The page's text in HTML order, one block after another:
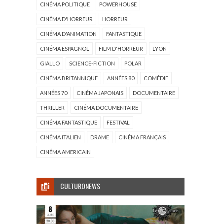
CINÉMA POLITIQUE POWERHOUSE
CINÉMA D'HORREUR HORREUR
CINÉMA D'ANIMATION FANTASTIQUE
CINÉMA ESPAGNOL FILM D'HORREUR LYON
GIALLO SCIENCE-FICTION POLAR
CINÉMA BRITANNIQUE ANNÉES 80 COMÉDIE
ANNÉES 70 CINÉMA JAPONAIS DOCUMENTAIRE
THRILLER CINÉMA DOCUMENTAIRE
CINÉMA FANTASTIQUE FESTIVAL
CINÉMA ITALIEN DRAME CINÉMA FRANÇAIS
CINÉMA AMERICAIN
CULTURONEWS